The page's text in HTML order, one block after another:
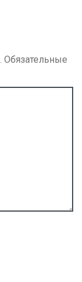
Обязательные